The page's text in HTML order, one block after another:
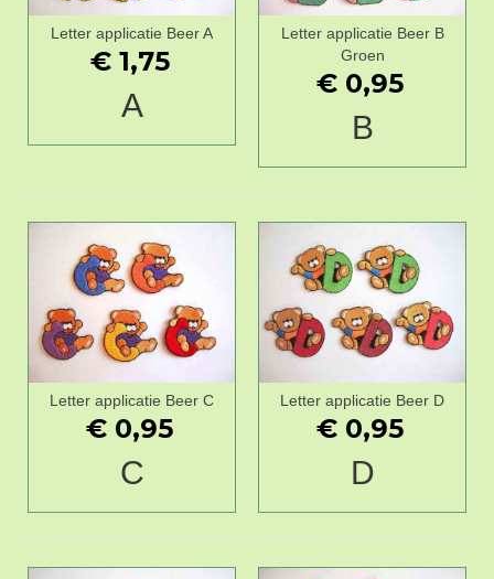
Letter applicatie Beer A
€ 1,75
A
Letter applicatie Beer B
Groen
€ 0,95
B
Letter applicatie Beer C
€ 0,95
C
Letter applicatie Beer D
€ 0,95
D